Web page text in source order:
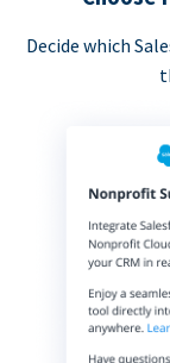
Decide which